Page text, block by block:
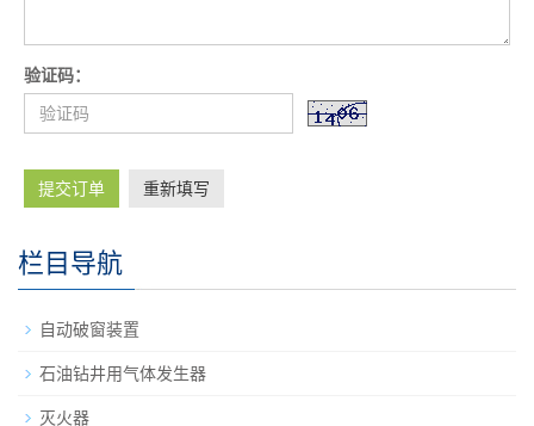
验证码：
提交订单 重新填写
栏目导航
自动破窗装置
石油钻井用气体发生器